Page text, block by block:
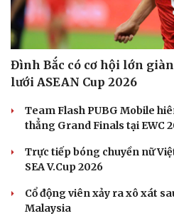
Đình Bắc có cơ hội lớn
lưới ASEAN Cup 2026
Team Flash PUBG Mobile
thẳng Grand Finals tại EWC
Trực tiếp bóng chuyền nữ
SEA V.Cup 2026
Cổ động viên xảy ra xô xát
Malaysia